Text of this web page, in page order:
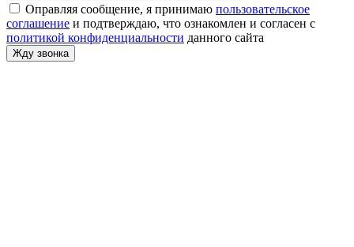
Оправляя сообщение, я принимаю пользовательское
соглашение и подтверждаю, что ознакомлен и согласен с
политикой конфиденциальности данного сайта